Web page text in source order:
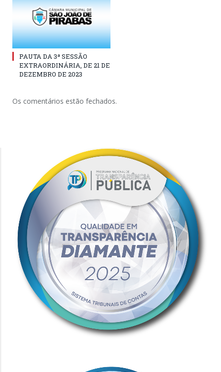
PAUTA DA 3ª SESSÃO
EXTRAORDINÁRIA, DE 21 DE
DEZEMBRO DE 2023
Os comentários estão fechados.